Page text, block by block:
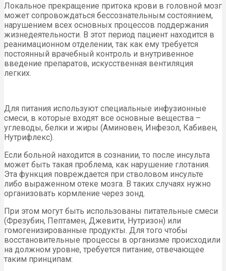
Локальное прекращение притока крови в головной мозг
может сопровождаться бессознательным состоянием,
нарушением всех основных процессов поддержания
жизнедеятельности. В этот период пациент находится в
реанимационном отделении, так как ему требуется
постоянный врачебный контроль и внутривенное
введение препаратов, искусственная вентиляция
легких.
Для питания используют специальные инфузионные
смеси, в которые входят все основные вещества –
углеводы, белки и жиры (Аминовен, Инфезол, Кабивен,
Нутрифлекс).
Если больной находится в сознании, то после инсульта
может быть такая проблема, как нарушение глотания.
Эта функция повреждается при стволовом инсульте
либо выраженном отеке мозга. В таких случаях нужно
организовать кормление через зонд.
При этом могут быть использованы питательные смеси
(Фрезубин, Пептамен, Джевити, Нутризон) или
гомогенизированные продукты. Для того чтобы
восстановительные процессы в организме происходили
на должном уровне, требуется питание, отвечающее
таким принципам: